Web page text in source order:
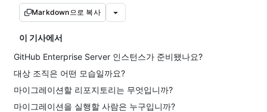
Markdown으로 복사
이 기사에서
GitHub Enterprise Server 인스턴스가 준비됐나요?
대상 조직은 어떤 모습일까요?
마이그레이션할 리포지토리는 무엇입니까?
마이그레이션을 실행할 사람은 누구입니까?